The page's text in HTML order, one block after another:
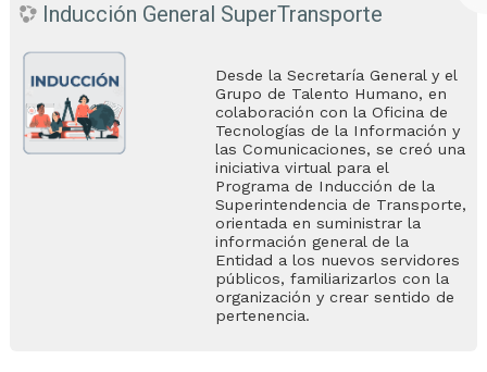
Inducción General SuperTransporte
Desde la Secretaría General y el
Grupo de Talento Humano, en
colaboración con la Oficina de
Tecnologías de la Información y
las Comunicaciones, se creó una
iniciativa virtual para el
Programa de Inducción de la
Superintendencia de Transporte,
orientada en suministrar la
información general de la
Entidad a los nuevos servidores
públicos, familiarizarlos con la
organización y crear sentido de
pertenencia.